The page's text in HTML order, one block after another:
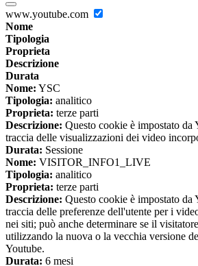
www.youtube.com
Nome
Tipologia
Proprieta
Descrizione
Durata
Nome: YSC
Tipologia: analitico
Proprieta: terze parti
Descrizione: Questo cookie è impostato da
traccia delle visualizzazioni dei video
Durata: Sessione
Nome: VISITOR_INFO1_LIVE
Tipologia: analitico
Proprieta: terze parti
Descrizione: Questo cookie è impostato da
traccia delle preferenze dell'utente per i
nei siti; può anche determinare se il
utilizzando la nuova o la vecchia versione
Youtube.
Durata: 6 mesi